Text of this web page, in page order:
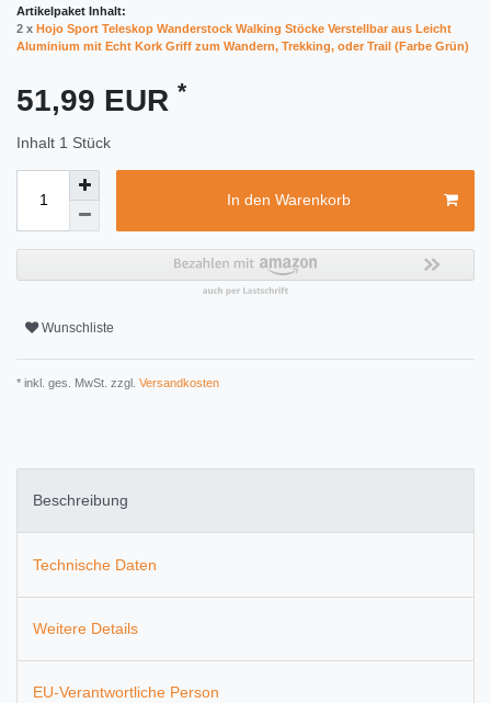
Artikelpaket Inhalt:
2 x Hojo Sport Teleskop Wanderstock Walking Stöcke Verstellbar aus Leicht
Aluminium mit Echt Kork Griff zum Wandern, Trekking, oder Trail (Farbe Grün)
51,99 EUR *
Inhalt 1 Stück
In den Warenkorb
Wunschliste
* inkl. ges. MwSt. zzgl. Versandkosten
Beschreibung
Technische Daten
Weitere Details
EU-Verantwortliche Person